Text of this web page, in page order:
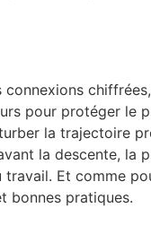
pour protéger le
la trajectoire
la descente, la
travail. Et comme
bonnes pratiques.